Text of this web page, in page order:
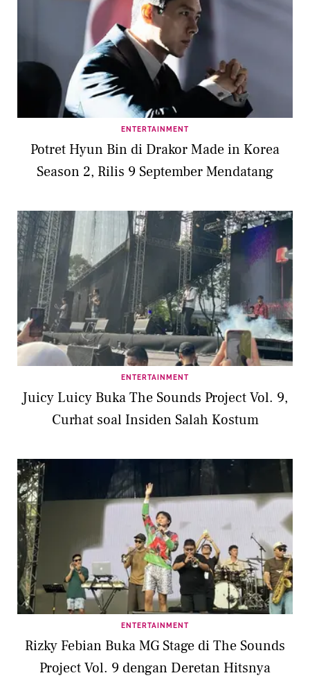
ENTERTAINMENT
Potret Hyun Bin di Drakor Made in Korea
Season 2, Rilis 9 September Mendatang
ENTERTAINMENT
Juicy Luicy Buka The Sounds Project Vol. 9,
Curhat soal Insiden Salah Kostum
ENTERTAINMENT
Rizky Febian Buka MG Stage di The Sounds
Project Vol. 9 dengan Deretan Hitsnya